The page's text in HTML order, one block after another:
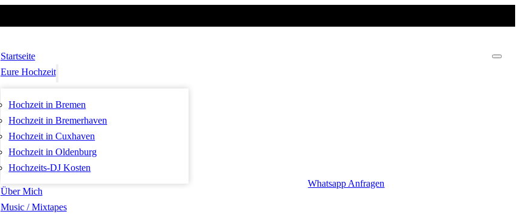
Startseite
Eure Hochzeit
Hochzeit in Bremen
Hochzeit in Bremerhaven
Hochzeit in Cuxhaven
Hochzeit in Oldenburg
Hochzeits-DJ Kosten
Über Mich
Music / Mixtapes
Whatsapp Anfragen